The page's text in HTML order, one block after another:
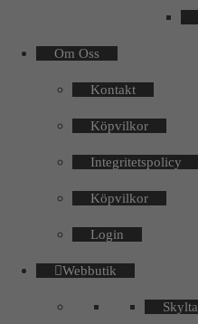
Om Oss
Kontakt
Köpvilkor
Integritetspolicy
Köpvilkor
Login
Webbutik